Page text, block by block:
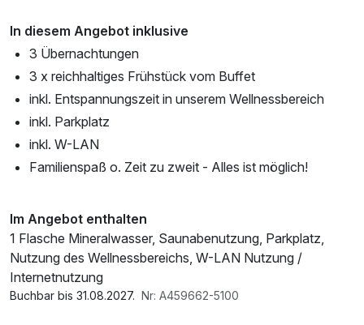
In diesem Angebot inklusive
3 Übernachtungen
3 x reichhaltiges Frühstück vom Buffet
inkl. Entspannungszeit in unserem Wellnessbereich
inkl. Parkplatz
inkl. W-LAN
Familienspaß o. Zeit zu zweit - Alles ist möglich!
Im Angebot enthalten
1 Flasche Mineralwasser, Saunabenutzung, Parkplatz,
Nutzung des Wellnessbereichs, W-LAN Nutzung /
Internetnutzung
Buchbar bis 31.08.2027. Nr: A459662-5100